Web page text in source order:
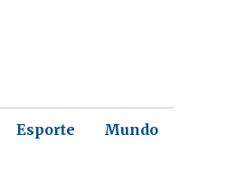
Esporte Mundo